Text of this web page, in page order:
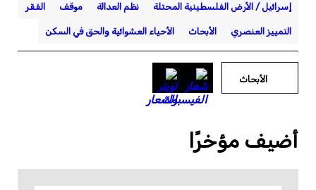
إسرائيل / الأرض الفلسطينية المحتلة نظم العدالة موقف الفقر
التمييز العنصري الأبحاث الأحياء العشوائية والحق في السكن
الأبحاث
أضيف مؤخرًا